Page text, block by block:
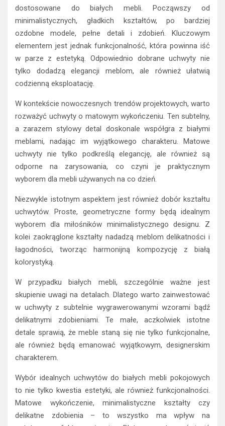
dostosowane do białych mebli. Począwszy od
minimalistycznych, gładkich kształtów, po bardziej
ozdobne modele, pełne detali i zdobień. Kluczowym
elementem jest jednak funkcjonalność, która powinna iść
w parze z estetyką. Odpowiednio dobrane uchwyty nie
tylko dodadzą elegancji meblom, ale również ułatwią
codzienną eksploatację.
W kontekście nowoczesnych trendów projektowych, warto
rozważyć uchwyty o matowym wykończeniu. Ten subtelny,
a zarazem stylowy detal doskonale współgra z białymi
meblami, nadając im wyjątkowego charakteru. Matowe
uchwyty nie tylko podkreślą elegancję, ale również są
odporne na zarysowania, co czyni je praktycznym
wyborem dla mebli używanych na co dzień.
Niezwykle istotnym aspektem jest również dobór kształtu
uchwytów. Proste, geometryczne formy będą idealnym
wyborem dla miłośników minimalistycznego designu. Z
kolei zaokrąglone kształty nadadzą meblom delikatności i
łagodności, tworząc harmonijną kompozycję z białą
kolorystyką.
W przypadku białych mebli, szczególnie ważne jest
skupienie uwagi na detalach. Dlatego warto zainwestować
w uchwyty z subtelnie wygrawerowanymi wzorami bądź
delikatnymi zdobieniami. Te małe, aczkolwiek istotne
detale sprawią, że meble staną się nie tylko funkcjonalne,
ale również będą emanować wyjątkowym, designerskim
charakterem.
Wybór idealnych uchwytów do białych mebli pokojowych
to nie tylko kwestia estetyki, ale również funkcjonalności.
Matowe wykończenie, minimalistyczne kształty czy
delikatne zdobienia – to wszystko ma wpływ na